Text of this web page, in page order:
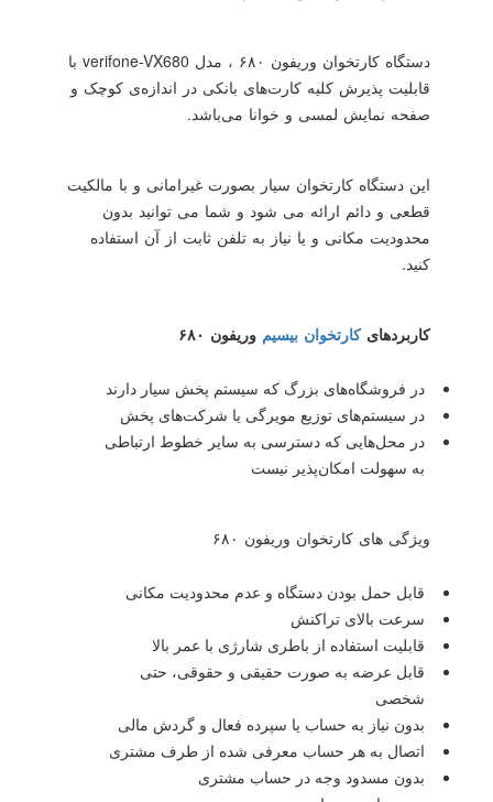
دستگاه کارتخوان وریفون ۶۸۰ ، مدل verifone-VX680 با
قابلیت پذیرش کلیه کارت‌های بانکی در اندازه‌ی کوچک و
صفحه نمایش لمسی و خوانا می‌باشد.
این دستگاه کارتخوان سیار بصورت غیرامانی و با مالکیت
قطعی و دائم ارائه می شود و شما می توانید بدون
محدودیت مکانی و یا نیاز به تلفن ثابت از آن استفاده
کنید.
کاربردهایکارتخوان بیسیم وریفون ۶۸۰
در فروشگاه‌های بزرگ که سیستم پخش سیار دارند
در سیستم‌های توزیع مویرگی یا شرکت‌های پخش
در محل‌هایی که دسترسی به سایر خطوط ارتباطی
به سهولت امکان‌پذیر نیست
ویژگی های کارتخوان وریفون ۶۸۰
قابل حمل بودن دستگاه و عدم محدودیت مکانی
سرعت بالای تراکنش
قابلیت استفاده از باطری شارژی با عمر بالا
قابل عرضه به صورت حقیقی و حقوقی، حتی
شخصی
بدون نیاز به حساب یا سپرده فعال و گردش مالی
اتصال به هر حساب معرفی شده از طرف مشتری
بدون مسدود وجه در حساب مشتری